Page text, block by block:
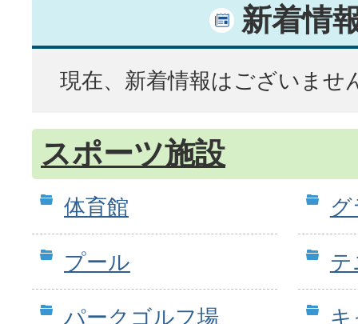
新着情
現在、新着情報はございませ
スポーツ施設
体育館
プール テ
パークゴルフ場